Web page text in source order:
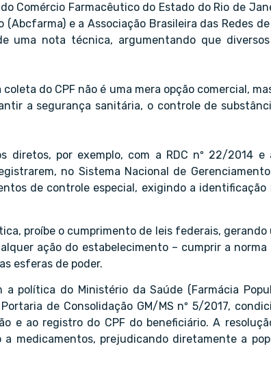
Comércio Farmacêutico do Estado do Rio de
(Abcfarma) e a Associação Brasileira das Redes
uma nota técnica, argumentando que
do CPF não é uma mera opção comercial,
a segurança sanitária, o controle de
diretos, por exemplo, com a RDC nº 22/2014
no Sistema Nacional de
de controle especial, exigindo a
proíbe o cumprimento de leis federais,
ação do estabelecimento – cumprir a
esferas de poder.
política do Ministério da Saúde (Farmácia
de Consolidação GM/MS nº 5/2017,
e ao registro do CPF do beneficiário. A
medicamentos, prejudicando diretamente a